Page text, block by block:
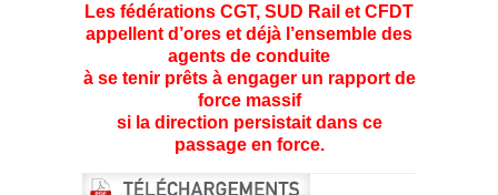
Les fédérations CGT, SUD Rail et CFDT
appellent d’ores et déjà l’ensemble des
agents de conduite
à se tenir prêts à engager un rapport de
force massif
si la direction persistait dans ce
passage en force.